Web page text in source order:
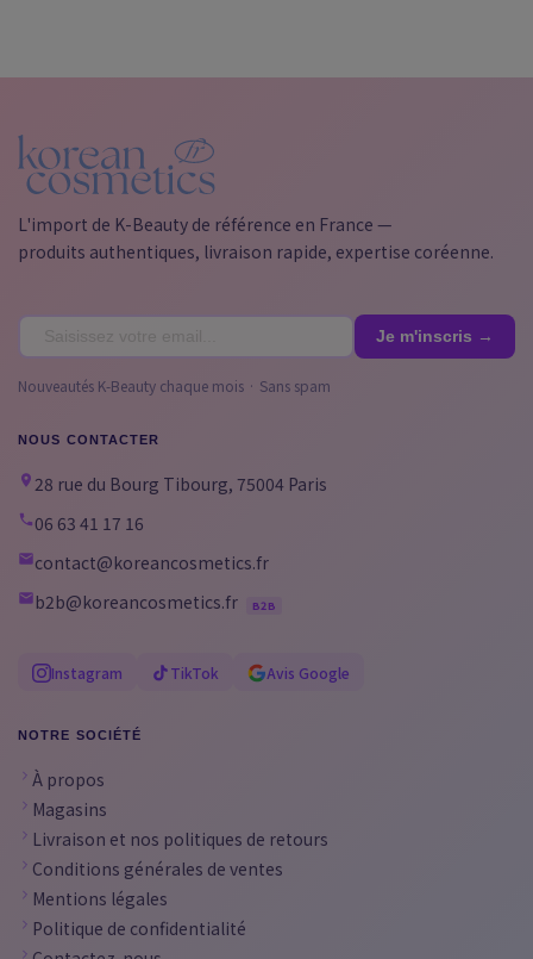
L'import de K-Beauty de référence en France —
produits authentiques, livraison rapide, expertise coréenne.
Nouveautés K-Beauty chaque mois · Sans spam
NOUS CONTACTER
28 rue du Bourg Tibourg, 75004 Paris
06 63 41 17 16
contact@koreancosmetics.fr
b2b@koreancosmetics.fr
B2B
Instagram TikTok Avis Google
NOTRE SOCIÉTÉ
À propos
Magasins
Livraison et nos politiques de retours
Conditions générales de ventes
Mentions légales
Politique de confidentialité